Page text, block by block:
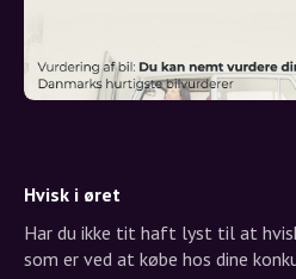
Hvisk i øret
Har du ikke tit haft lyst til at
som er ved at købe hos dine